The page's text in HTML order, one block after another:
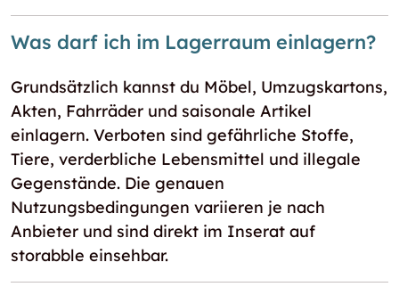
Was darf ich im Lagerraum einlagern?
Grundsätzlich kannst du Möbel, Umzugskartons,
Akten, Fahrräder und saisonale Artikel
einlagern. Verboten sind gefährliche Stoffe,
Tiere, verderbliche Lebensmittel und illegale
Gegenstände. Die genauen
Nutzungsbedingungen variieren je nach
Anbieter und sind direkt im Inserat auf
storabble einsehbar.